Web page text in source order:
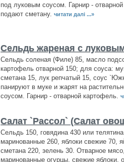
под луковым соусом. Гарнир -
подают сметану. читати далі ...»
Сельдь жареная с
Сельдь соленая (Филе) 85, масло
картофель отварной 150; для соуса:
сметана 15, лук репчатый 15, соус
панируют в муке и жарят на
соусом. Гарнир - отварной картофель.
Салат `Рассол` (Салат
Сельдь 150, говядина 430 или
маринованные 260, яблоки свежие 70,
сметана 220, зелень 30. Отварное
маринованные огурцы, свежие